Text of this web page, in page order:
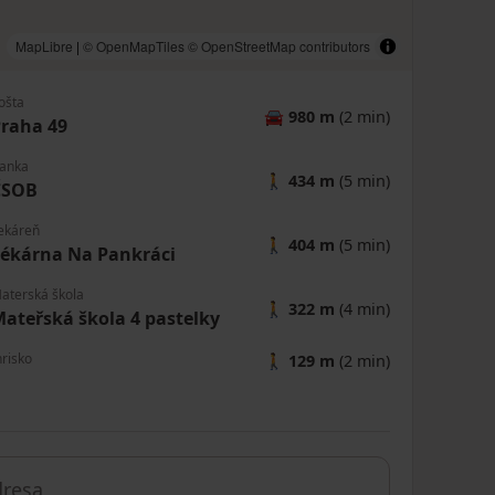
MapLibre | © OpenMapTiles © OpenStreetMap contributors
49 🚘 980 m (2 min)
🚶 434 m (5 min)
Na Pankráci 🚶 404 m (5 min)
škola
škola 4 pastelky 🚶 322 m (4 min)
🚶 129 m (2 min)